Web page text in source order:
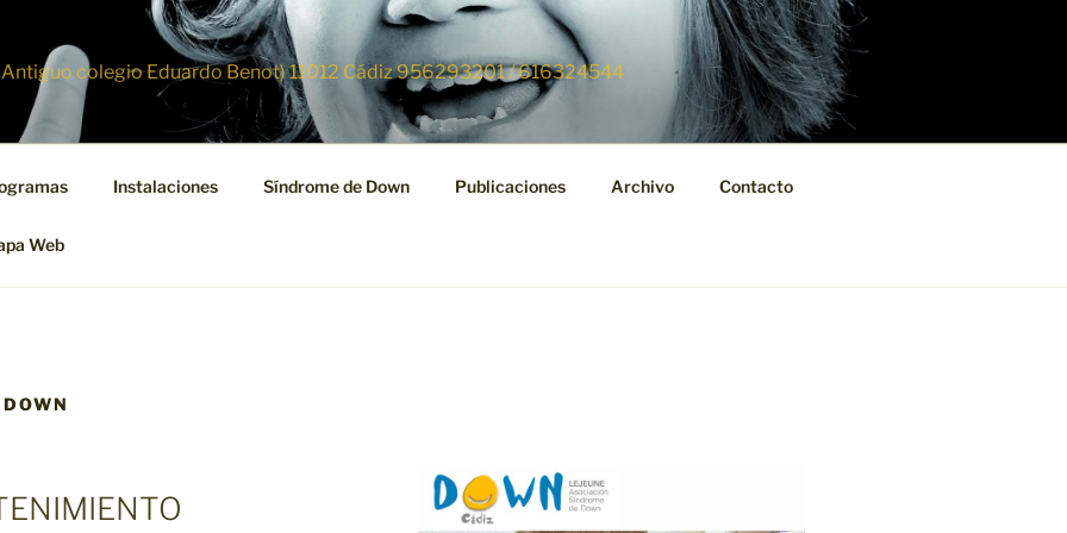
colegio Eduardo Benot) 11012 Cádiz 956293201 / 616324544
Instalaciones Síndrome de Down Publicaciones Archivo Contacto
Web